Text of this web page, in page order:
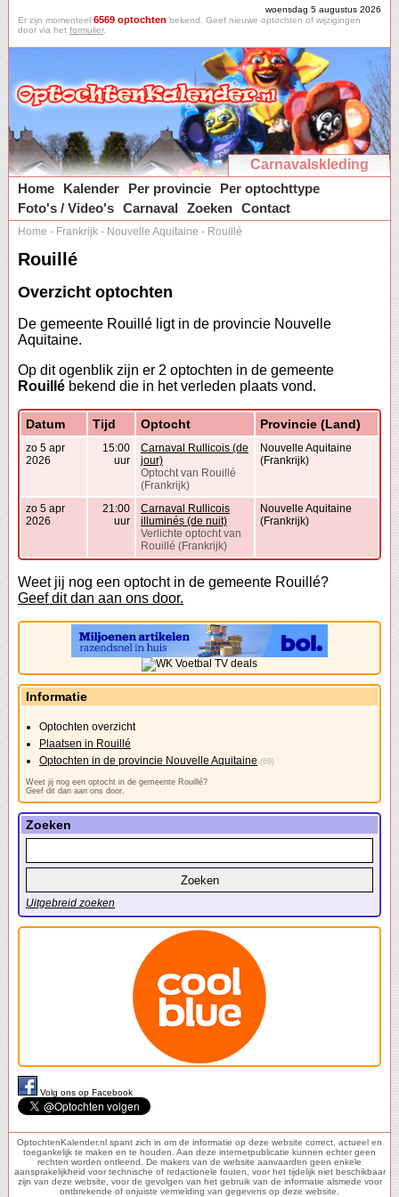
woensdag 5 augustus 2026
Er zijn momenteel 6569 optochten bekend. Geef nieuwe optochten of wijzigingen
door via het formulier.
Carnavalskleding
Home
Kalender Per provincie
Per optochttype
Foto's / Video's Carnaval Zoeken Contact
Home - Frankrijk - Nouvelle Aquitaine - Rouillé
Rouillé
Overzicht optochten
De gemeente Rouillé ligt in de provincie Nouvelle
Aquitaine.
Op dit ogenblik zijn er 2 optochten in de gemeente
Rouillé bekend die in het verleden plaats vond.
Datum Tijd Optocht Provincie (Land)
zo 5 apr
2026
15:00
uur
Carnaval Rullicois (de
jour)
Optocht van Rouillé
(Frankrijk)
Nouvelle Aquitaine
(Frankrijk)
zo 5 apr
2026
21:00
uur
Carnaval Rullicois
illuminés (de nuit)
Verlichte optocht van
Rouillé (Frankrijk)
Nouvelle Aquitaine
(Frankrijk)
Weet jij nog een optocht in de gemeente Rouillé?
Geef dit dan aan ons door.
Informatie
Optochten overzicht
Plaatsen in Rouillé
Optochten in de provincie Nouvelle Aquitaine (69)
Weet jij nog een optocht in de gemeente Rouillé?
Geef dit dan aan ons door.
Zoeken
Uitgebreid zoeken
Volg ons op Facebook
OptochtenKalender.nl spant zich in om de informatie op deze website correct, actueel en
toegankelijk te maken en te houden. Aan deze internetpublicatie kunnen echter geen
rechten worden ontleend. De makers van de website aanvaarden geen enkele
aansprakelijkheid voor technische of redactionele fouten, voor het tijdelijk niet beschikbaar
zijn van deze website, voor de gevolgen van het gebruik van de informatie alsmede voor
ontbrekende of onjuiste vermelding van gegevens op deze website.